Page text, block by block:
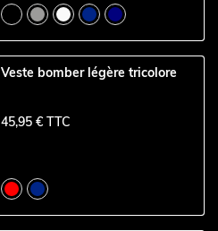
Veste bomber légère tricolore
45,95 € TTC